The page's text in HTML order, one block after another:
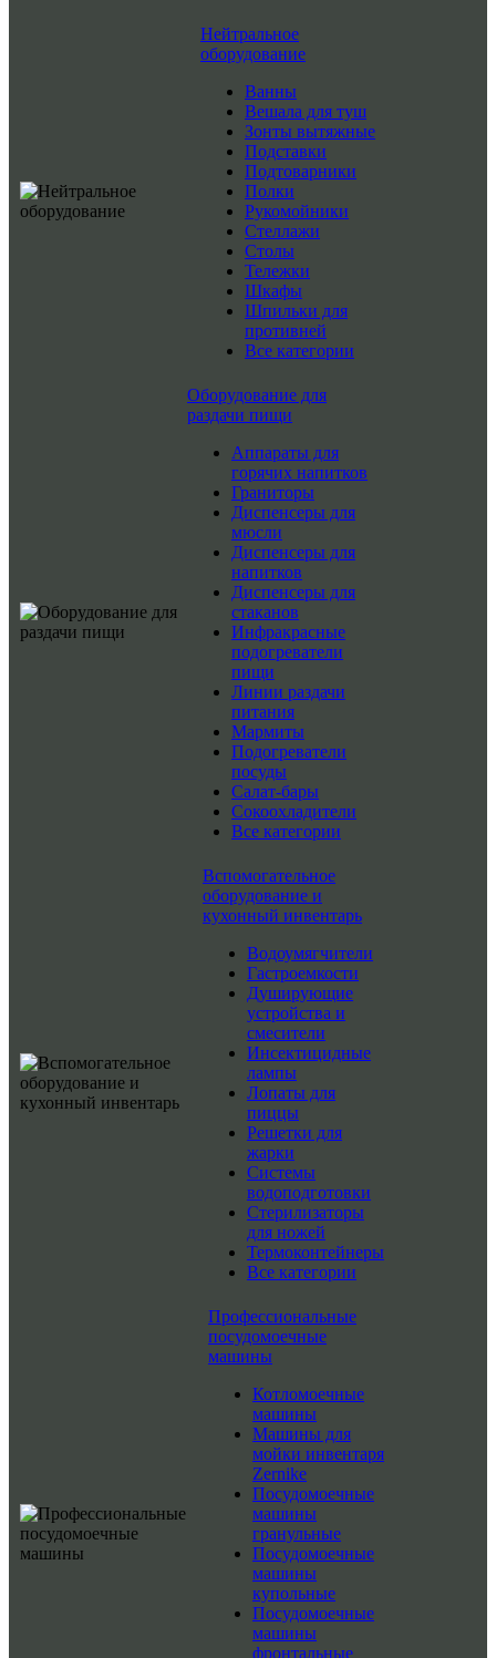
Нейтральное
оборудование
Ванны
Вешала для туш
Зонты вытяжные
Подставки
Подтоварники
Полки
Рукомойники
Стеллажи
Столы
Тележки
Шкафы
Шпильки для
противней
Все категории
Оборудование для
раздачи пищи
Аппараты для
горячих напитков
Граниторы
Диспенсеры для
мюсли
Диспенсеры для
напитков
Диспенсеры для
стаканов
Инфракрасные
подогреватели
пищи
Линии раздачи
питания
Мармиты
Подогреватели
посуды
Салат-бары
Сокоохладители
Все категории
Вспомогательное
оборудование и
кухонный инвентарь
Водоумягчители
Гастроемкости
Душирующие
устройства и
смесители
Инсектицидные
лампы
Лопаты для
пиццы
Решетки для
жарки
Системы
водоподготовки
Стерилизаторы
для ножей
Термоконтейнеры
Все категории
Профессиональные
посудомоечные
машины
Котломоечные
машины
Машины для
мойки инвентаря
Zernike
Посудомоечные
машины
гранульные
Посудомоечные
машины
купольные
Посудомоечные
машины
фронтальные